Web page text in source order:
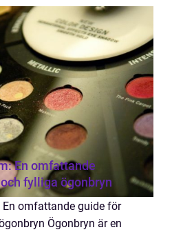
hude...
En omfattande
fylliga ögonbryn
En omfattande guide för
Ögonbryn är en